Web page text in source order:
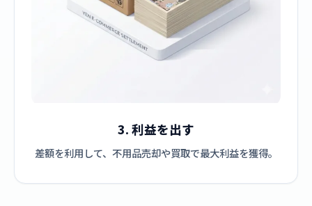
3. 利益を出す
差額を利用して、不用品売却や買取で最大利益を獲得。